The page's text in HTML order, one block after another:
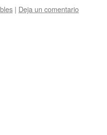
| Deja un comentario